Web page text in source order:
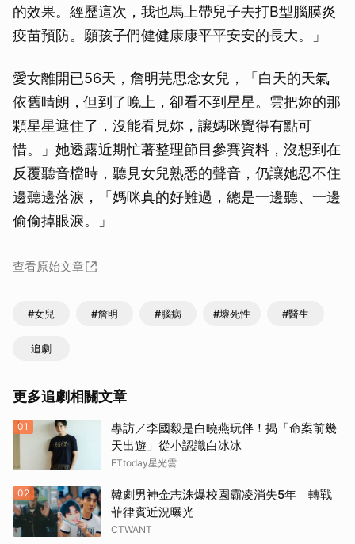
的效果。經歷這次，我也馬上帶兒子去打B型腦膜炎
疫苗預防。願孩子們健健康康平平安安的長大。」
愛女離開已56天，詹明芫思念女兒，「白天的天氣
依舊晴朗，但到了晚上，卻看不到星星。雲把妳的那
顆星星遮住了，沒能看見妳，讓媽咪覺得有點可
惜。」她透露近期忙著整理節目參賽資料，沒想到在
反覆聽音檔時，聽見女兒熟悉的聲音，仍讓她忍不住
邊聽邊落淚，「媽咪真的好難過，總是一邊聽、一邊
偷偷掉眼淚。」
查看原始文章
#女兒 #詹明 #腦病 #壞死性 #醫生
追劇
更多追劇相關文章
01
專訪／李國毅是白曉燕玩伴！揭「命案前幾
天出遊」從小認識白冰冰
ETtoday星光雲
02
韓劇男神金志洙爆校園霸凌消失5年 轉戰
菲律賓近況曝光
CTWANT